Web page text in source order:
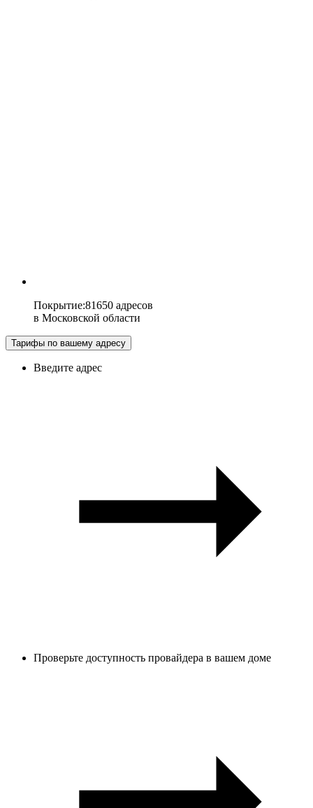
Покрытие:81650 адресов
в Московской области
Тарифы по вашему адресу
Введите адрес
Проверьте доступность провайдера в вашем доме